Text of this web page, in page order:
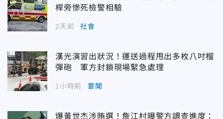
桿旁慘死檢警相驗
2天前 社會
漢光演習出狀況！運送過程甩出多枚八吋榴
彈砲 軍方封鎖現場緊急處理
1小時前 要聞
爆黃世杰涉賄選！詹江村曝警方調查進度：